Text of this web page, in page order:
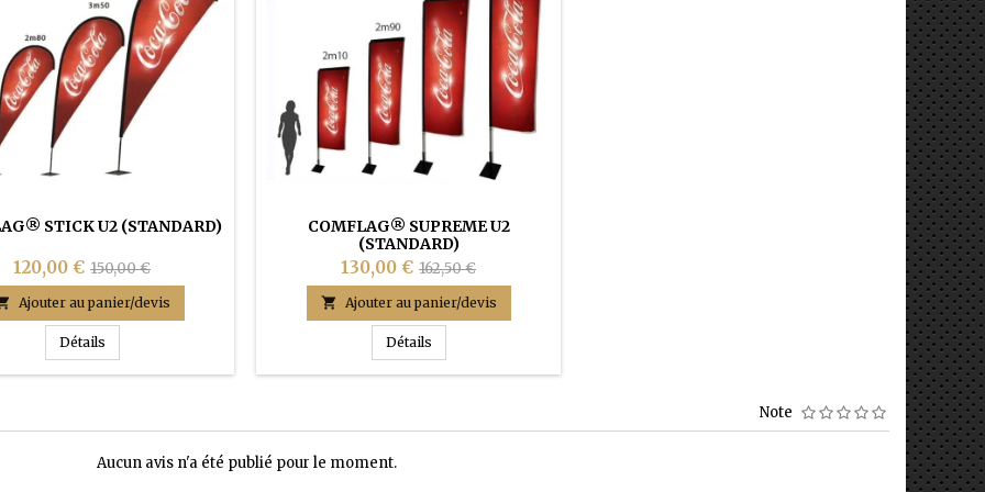
publicitaire
STICK U2 (STANDARD)
120,00 € 150,00 €
Ajouter au panier/devis
DétailsCOMFLAG® STICK U2 (STANDARD)
COMFLAG® SUPREME U2
(STANDARD)
130,00 € 162,50 €
 Ajouter au panier/devis
DétailsCOMFLAG® SUPREME U2 (STANDARD)
Note
Aucun avis n'a été publié pour le moment.